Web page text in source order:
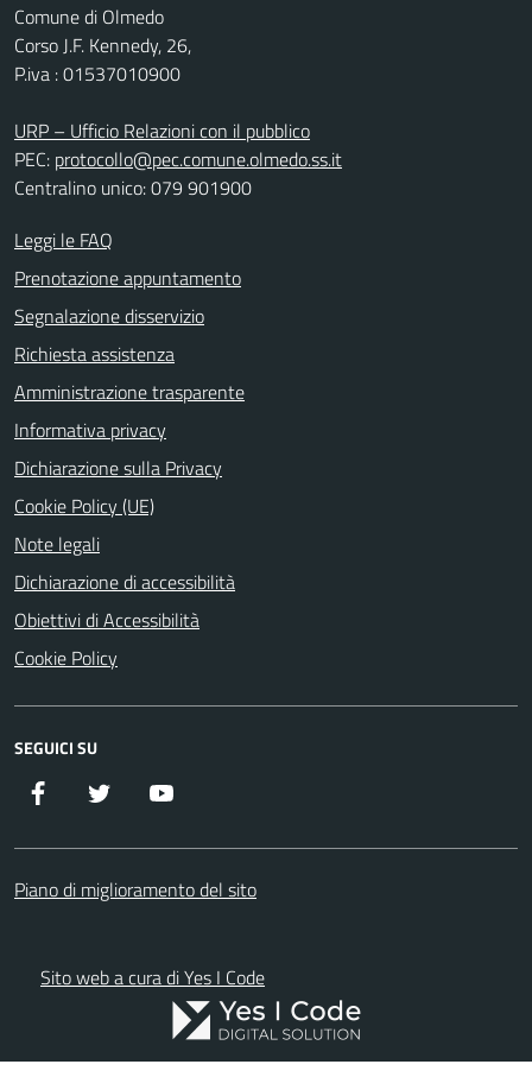
Comune di Olmedo
Corso J.F. Kennedy, 26,
P.iva : 01537010900
URP – Ufficio Relazioni con il pubblico
PEC: protocollo@pec.comune.olmedo.ss.it
Centralino unico: 079 901900
Leggi le FAQ
Prenotazione appuntamento
Segnalazione disservizio
Richiesta assistenza
Amministrazione trasparente
Informativa privacy
Dichiarazione sulla Privacy
Cookie Policy (UE)
Note legali
Dichiarazione di accessibilità
Obiettivi di Accessibilità
Cookie Policy
SEGUICI SU
Facebook Twitter
Piano di miglioramento del sito
Sito web a cura di Yes I Code